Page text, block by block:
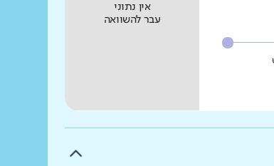
אין נתוני
עבר להשוואה